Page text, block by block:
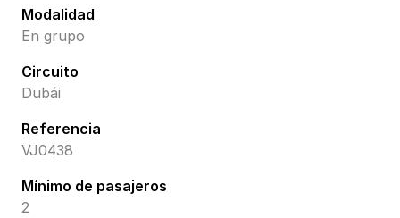
Modalidad
En grupo
Circuito
Dubái
Referencia
VJ0438
Mínimo de pasajeros
2